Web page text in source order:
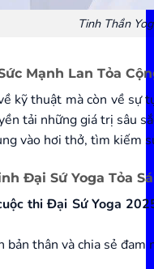
Tinh Thần
Mạnh Lan Tỏa
kỹ thuật mà còn về sự
tải những giá trị sâu
vào hơi thở, tìm kiếm
Đại Sứ Yoga Tỏa
thi Đại Sứ Yoga
thân và chia sẻ đam